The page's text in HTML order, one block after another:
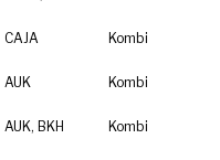
CAJA Kombi
AUK Kombi
AUK, BKH Kombi